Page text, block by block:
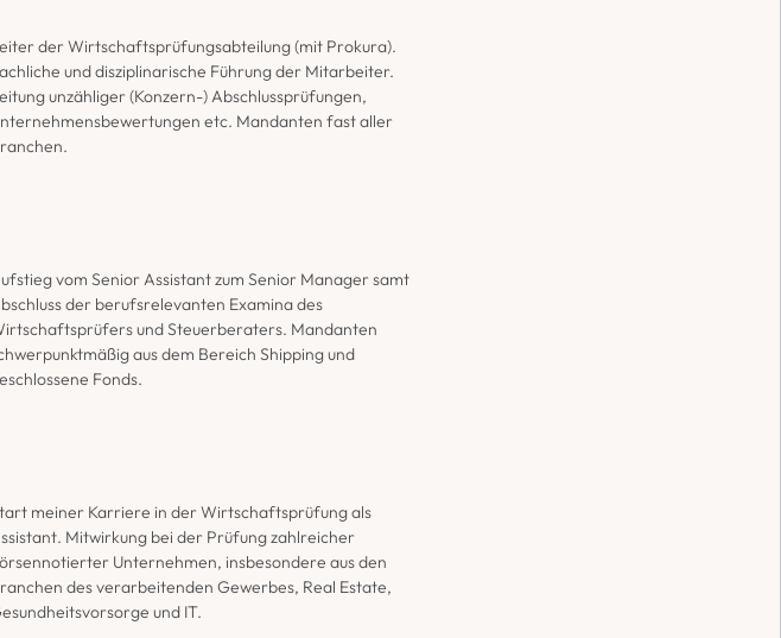
der Wirtschaftsprüfungsabteilung (mit Prokura).
und disziplinarische Führung der Mitarbeiter.
unzähliger (Konzern-) Abschlussprüfungen,
etc. Mandanten fast aller
vom Senior Assistant zum Senior Manager samt
der berufsrelevanten Examina des
und Steuerberaters. Mandanten
aus dem Bereich Shipping und
Fonds.
meiner Karriere in der Wirtschaftsprüfung als
Mitwirkung bei der Prüfung zahlreicher
Unternehmen, insbesondere aus den
des verarbeitenden Gewerbes, Real Estate,
und IT.